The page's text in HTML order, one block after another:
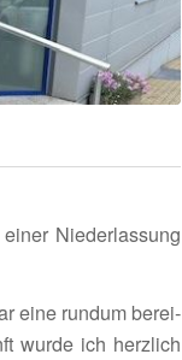
Nieder­las­sung
eine rundum berei­
wurde ich herz­lich